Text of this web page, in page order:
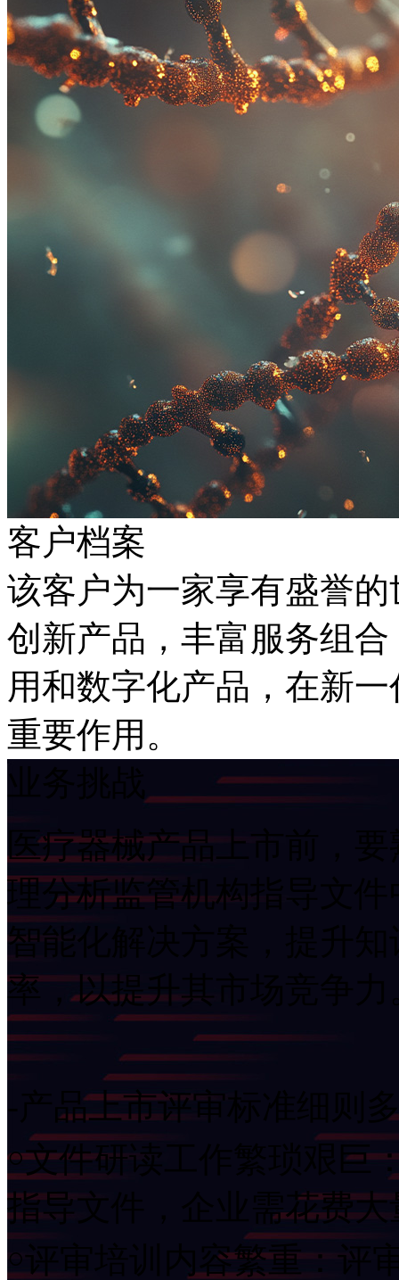
客户档案
该客户为一家享有盛誉的
创新产品，丰富服务组
用和数字化产品，在
重要作用。
医疗器械产品上市前，
理分析监管机构指导文
智能化解决方案，提升
率，以提升其市场竞争
-产品上市评审标准细则
￮文件研读工作繁琐艰巨
指导文件，企业需花
￮评审培训内容繁重：评